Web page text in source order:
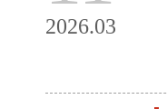
2026.03